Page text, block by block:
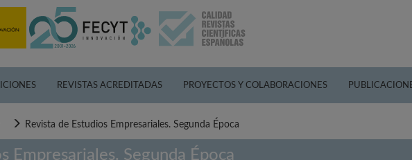
REVISTAS ACREDITADAS PROYECTOS Y COLABORACIONES
Revista de Estudios Empresariales. Segunda Época
Empresariales. Segunda Época